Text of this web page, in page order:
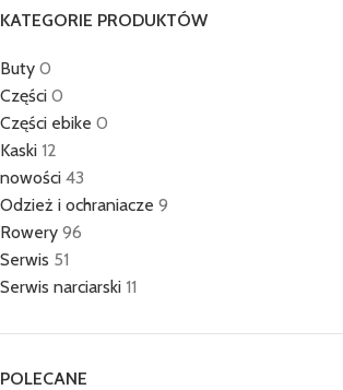
KATEGORIE PRODUKTÓW
Buty 0
Części 0
Części ebike 0
Kaski 12
nowości 43
Odzież i ochraniacze 9
Rowery 96
Serwis 51
Serwis narciarski 11
POLECANE